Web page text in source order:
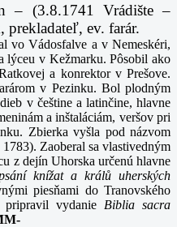
– (3.8.1741 Vrádište –
prekladateľ, ev. farár.
vo Vádosfalve a v Nemeskéri,
lýceu v Kežmarku. Pôsobil ako
a konrektor v Prešove.
v Pezinku. Bol plodným
v češtine a latinčine, hlavne
a inštaláciám, veršov pri
Zbierka vyšla pod názvom
Zaoberal sa vlastivedným
z dejín Uhorska určenú hlavne
knížat a králů uherských
piesňami do Tranovského
vydanie Biblia sacra